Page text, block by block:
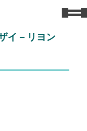
イ－リヨン